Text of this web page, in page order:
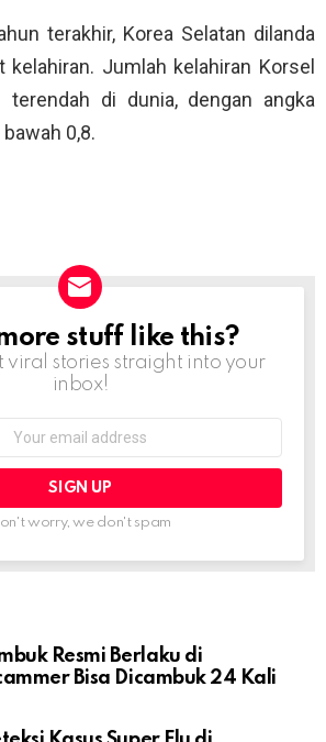
terakhir, Korea Selatan dilanda
kelahiran. Jumlah kelahiran Korsel
terendah di dunia, dengan angka
0,8.
stuff like this?
viral stories straight into your
inbox!
worry, we don't spam
Resmi Berlaku di
Bisa Dicambuk 24 Kali